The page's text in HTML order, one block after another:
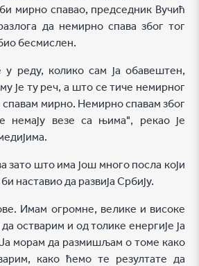
мирно спавао, председник Вучић
да немирно спава због тог
бесмислен.
у реду, колико сам ја обавештен,
је ту реч, а што се тиче немирног
мирно. Немирно спавам због
немају везе са њима", рекао је
зато што има још много посла који
наставио да развија Србију.
Имам огромне, велике и високе
остварим и од толике енергије ја
морам да размишљам о томе како
како ћемо те резултате да